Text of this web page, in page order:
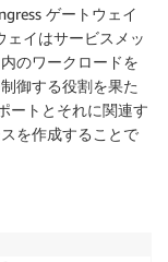
ゲートウェイ
ェイはサービスメッ
のワークロードを
御する役割を果た
ートとそれに関連す
を作成することで